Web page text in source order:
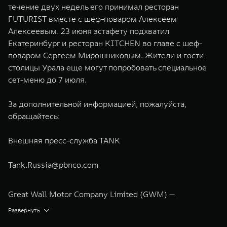
течение двух недель его принимал ресторан
FUTURIST вместе с шеф-поваром Алексеем
Алексеевым. 23 июня эстафету подхватил
Екатеринбург и ресторан KITCHEN во главе с шеф-
поваром Сергеем Мирошниковым. Жители и гости
столицы Урала еще могут попробовать специальное
сет-меню до 7 июля.
За дополнительной информацией, пожалуйста,
обращайтесь:
Внешняя пресс-служба TANK
Tank.Russia@pbnco.com
Great Wall Motor Company Limited (GWM) —
глобальный производитель внедорожников,
Развернуть